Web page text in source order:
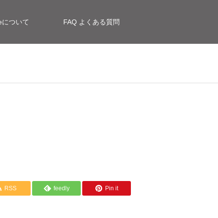
ついて FAQ よくある質問
RSS feedly Pin it